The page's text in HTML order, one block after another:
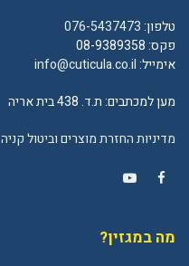
טלפון:076-5437473
פקס: 08-9389358
אימייל:info@cuticula.co.il
מען למכתבים: ת.ד. 438 בית אריה
מדיניות החזרת מוצרים וביטול קניה
מה במגזין?